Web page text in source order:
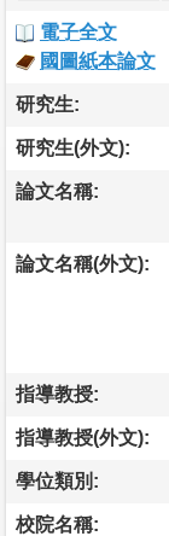
電子全文
國圖紙本論文
研究生:
研究生(外文):
論文名稱:
論文名稱(外文):
指導教授:
指導教授(外文):
學位類別:
校院名稱: